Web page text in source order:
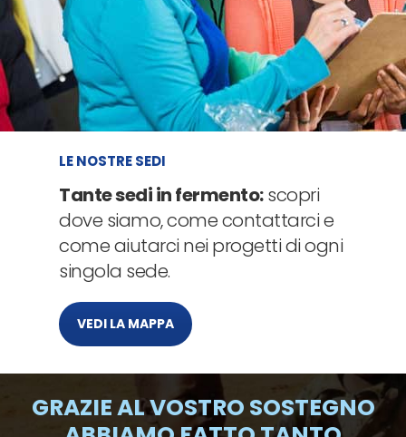
LE NOSTRE SEDI
Tante sedi in fermento:scopri
dove siamo, come contattarci e
come aiutarci nei progetti di ogni
singola sede.
VEDI LA MAPPA
GRAZIE AL VOSTRO SOSTEGNO